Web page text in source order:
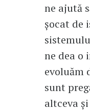
ne ajută
șocat de
ne dea o
evoluăm
sunt
altceva